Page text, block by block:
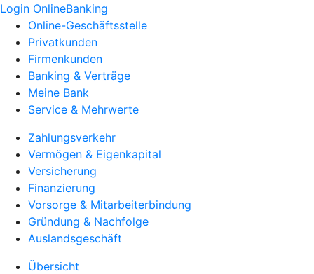
Login OnlineBanking
Online-Geschäftsstelle
Privatkunden
Firmenkunden
Banking & Verträge
Meine Bank
Service & Mehrwerte
Zahlungsverkehr
Vermögen & Eigenkapital
Versicherung
Finanzierung
Vorsorge & Mitarbeiterbindung
Gründung & Nachfolge
Auslandsgeschäft
Übersicht